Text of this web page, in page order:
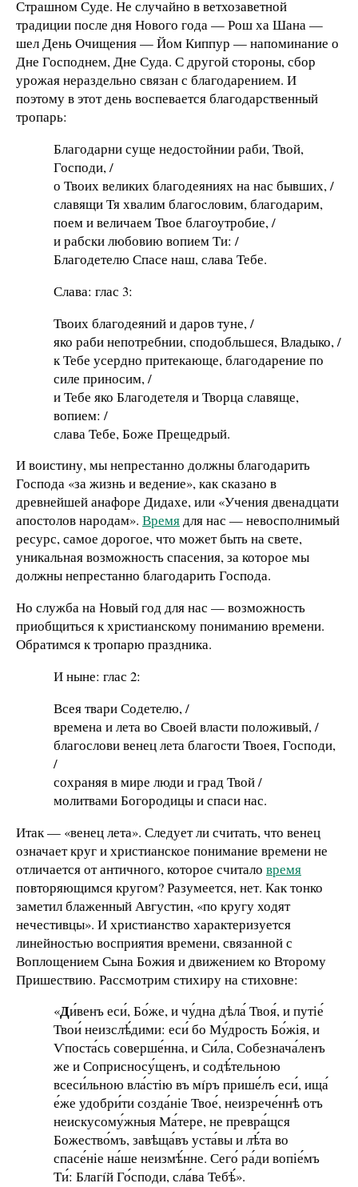
Страшном Суде. Не случайно в ветхозаветной
традиции после дня Нового года — Рош ха Шана —
шел День Очищения — Йом Киппур — напоминание о
Дне Господнем, Дне Суда. С другой стороны, сбор
урожая нераздельно связан с благодарением. И
поэтому в этот день воспевается благодарственный
тропарь:
Благодарни суще недостойнии раби, Твой,
Господи, /
о Твоих великих благодеяниях на нас бывших, /
славящи Тя хвалим благословим, благодарим,
поем и величаем Твое благоутробие, /
и рабски любовию вопием Ти: /
Благодетелю Спасе наш, слава Тебе.
Слава: глас 3:
Твоих благодеяний и даров туне, /
яко раби непотребнии, сподобльшеся, Владыко, /
к Тебе усердно притекающе, благодарение по
силе приносим, /
и Тебе яко Благодетеля и Творца славяще,
вопием: /
слава Тебе, Боже Прещедрый.
И воистину, мы непрестанно должны благодарить
Господа «за жизнь и ведение», как сказано в
древнейшей анафоре Дидахе, или «Учения двенадцати
апостолов народам». Времядля нас — невосполнимый
ресурс, самое дорогое, что может быть на свете,
уникальная возможность спасения, за которое мы
должны непрестанно благодарить Господа.
Но служба на Новый год для нас — возможность
приобщиться к христианскому пониманию времени.
Обратимся к тропарю праздника.
И ныне: глас 2:
Всея твари Содетелю, /
времена и лета во Своей власти положивый, /
благослови венец лета благости Твоея, Господи,
/
сохраняя в мире люди и град Твой /
молитвами Богородицы и спаси нас.
Итак — «венец лета». Следует ли считать, что венец
означает круг и христианское понимание времени не
отличается от античного, которое считало время
повторяющимся кругом? Разумеется, нет. Как тонко
заметил блаженный Августин, «по кругу ходят
нечестивцы». И христианство характеризуется
линейностью восприятия времени, связанной с
Воплощением Сына Божия и движением ко Второму
Пришествию. Рассмотрим стихиру на стиховне:
«Ди́венъ еси́, Бо́же, и чу́дна дѣла́ Твоя́, и путіе́
Твои́ неизслѣ́дими: еси́ бо Му́дрость Бо́жія, и
Ѵпоста́сь соверше́нна, и Си́ла, Собезнача́ленъ
же и Соприсносу́щенъ, и содѣ́тельною
всеси́льною вла́стію въ мíръ прише́лъ еси́, ища́
е́же удобри́ти созда́ніе Твое́, неизрече́ннѣ отъ
неискусому́жныя Ма́тере, не превра́щся
Божество́мъ, завѣща́въ уста́вы и лѣ́та во
спасе́ніе на́ше неизмѣ́нне. Сего́ ра́ди вопіе́мъ
Ти́: Благíй Го́споди, сла́ва Тебѣ́».